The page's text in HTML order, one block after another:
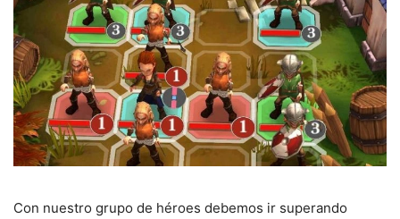
Con nuestro grupo de héroes debemos ir superando